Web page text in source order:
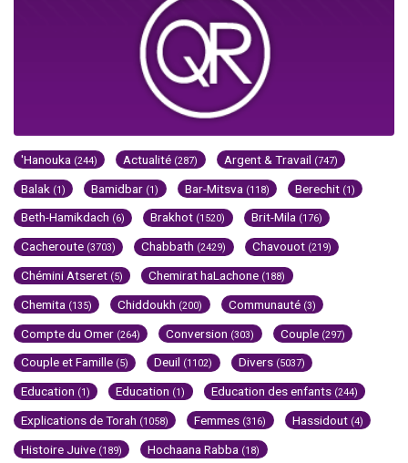
'Hanouka (244) Actualité (287) Argent & Travail (747)
Balak (1) Bamidbar (1) Bar-Mitsva (118) Berechit (1)
Beth-Hamikdach (6) Brakhot (1520) Brit-Mila (176)
Cacheroute (3703) Chabbath (2429) Chavouot (219)
Chémini Atseret (5) Chemirat haLachone (188)
Chemita (135) Chiddoukh (200) Communauté (3)
Compte du Omer (264) Conversion (303) Couple (297)
Couple et Famille (5) Deuil (1102) Divers (5037)
Education (1) Education (1) Education des enfants (244)
Explications de Torah (1058) Femmes (316) Hassidout (4)
Histoire Juive (189) Hochaana Rabba (18)